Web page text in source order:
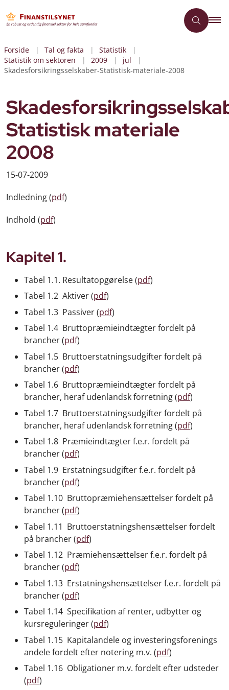
Forside Tal og fakta
Statistik
Statistik om sektoren
2009
jul
Skadesforsikringsselskaber-Statistisk-materiale-2008
Statistisk materiale
2008
15-07-2009
Indledning (pdf)
Indhold (pdf)
Kapitel 1.
Tabel 1.1. Resultatopgørelse (pdf)
Tabel 1.2 Aktiver (pdf)
Tabel 1.3 Passiver (pdf)
Tabel 1.4 Bruttopræmieindtægter fordelt på
brancher (pdf)
Tabel 1.5 Bruttoerstatningsudgifter fordelt på
brancher (pdf)
Tabel 1.6 Bruttopræmieindtægter fordelt på
brancher, heraf udenlandsk forretning (pdf)
Tabel 1.7 Bruttoerstatningsudgifter fordelt på
brancher, heraf udenlandsk forretning (pdf)
Tabel 1.8 Præmieindtægter f.e.r. fordelt på
brancher (pdf)
Tabel 1.9 Erstatningsudgifter f.e.r. fordelt på
brancher (pdf)
Tabel 1.10 Bruttopræmiehensættelser fordelt på
brancher (pdf)
Tabel 1.11 Bruttoerstatningshensættelser fordelt
på brancher (pdf)
Tabel 1.12 Præmiehensættelser f.e.r. fordelt på
brancher (pdf)
Tabel 1.13 Erstatningshensættelser f.e.r. fordelt på
brancher (pdf)
Tabel 1.14 Specifikation af renter, udbytter og
kursreguleringer (pdf)
Tabel 1.15 Kapitalandele og investeringsforenings
andele fordelt efter notering m.v. (pdf)
Tabel 1.16 Obligationer m.v. fordelt efter udsteder
(pdf)